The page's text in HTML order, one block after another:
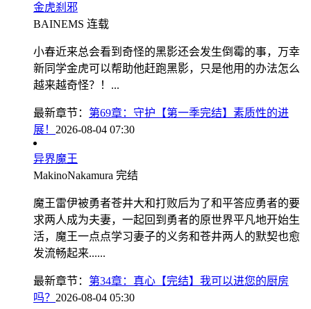
金虎刹邪
BAINEMS 连载
小春近来总会看到奇怪的黑影还会发生倒霉的事，万幸
新同学金虎可以帮助他赶跑黑影，只是他用的办法怎么
越来越奇怪？！...
最新章节： 第69章：守护【第一季完结】素质性的进
展！ 2026-08-04 07:30
异界魔王
MakinoNakamura 完结
魔王雷伊被勇者苍井大和打败后为了和平答应勇者的要
求两人成为夫妻，一起回到勇者的原世界平凡地开始生
活，魔王一点点学习妻子的义务和苍井两人的默契也愈
发流畅起来......
最新章节： 第34章：真心【完结】我可以进您的厨房
吗？ 2026-08-04 05:30